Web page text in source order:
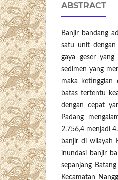
ABSTRACT
Banjir bandang
satu unit dengan
gaya geser
sedimen yang
maka ketinggian
batas tertentu
dengan cepat
Padang
2.756,4 menjadi
banjir di wilayah
inundasi banjir
sepanjang
Kecamatan